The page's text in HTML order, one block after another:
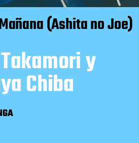
(Ashita no Joe)
y
Chiba